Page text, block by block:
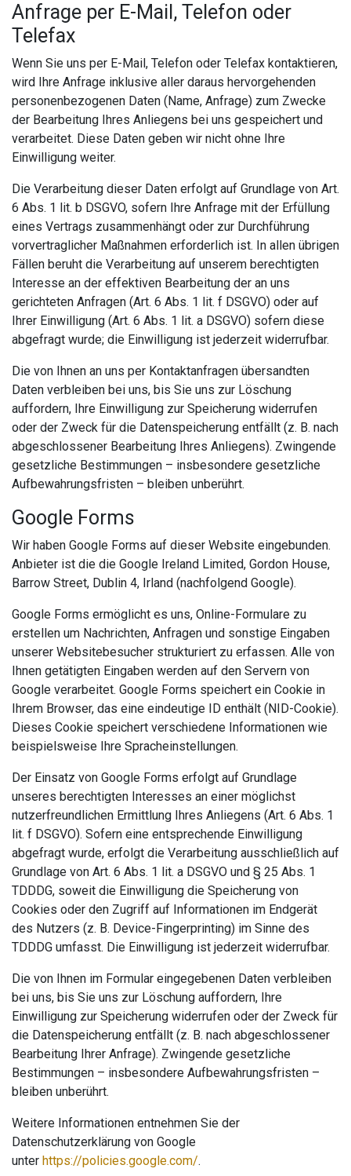
Anfrage per E-Mail, Telefon oder
Telefax
Wenn Sie uns per E-Mail, Telefon oder Telefax kontaktieren,
wird Ihre Anfrage inklusive aller daraus hervorgehenden
personenbezogenen Daten (Name, Anfrage) zum Zwecke
der Bearbeitung Ihres Anliegens bei uns gespeichert und
verarbeitet. Diese Daten geben wir nicht ohne Ihre
Einwilligung weiter.
Die Verarbeitung dieser Daten erfolgt auf Grundlage von Art.
6 Abs. 1 lit. b DSGVO, sofern Ihre Anfrage mit der Erfüllung
eines Vertrags zusammenhängt oder zur Durchführung
vorvertraglicher Maßnahmen erforderlich ist. In allen übrigen
Fällen beruht die Verarbeitung auf unserem berechtigten
Interesse an der effektiven Bearbeitung der an uns
gerichteten Anfragen (Art. 6 Abs. 1 lit. f DSGVO) oder auf
Ihrer Einwilligung (Art. 6 Abs. 1 lit. a DSGVO) sofern diese
abgefragt wurde; die Einwilligung ist jederzeit widerrufbar.
Die von Ihnen an uns per Kontaktanfragen übersandten
Daten verbleiben bei uns, bis Sie uns zur Löschung
auffordern, Ihre Einwilligung zur Speicherung widerrufen
oder der Zweck für die Datenspeicherung entfällt (z. B. nach
abgeschlossener Bearbeitung Ihres Anliegens). Zwingende
gesetzliche Bestimmungen – insbesondere gesetzliche
Aufbewahrungsfristen – bleiben unberührt.
Google Forms
Wir haben Google Forms auf dieser Website eingebunden.
Anbieter ist die die Google Ireland Limited, Gordon House,
Barrow Street, Dublin 4, Irland (nachfolgend Google).
Google Forms ermöglicht es uns, Online-Formulare zu
erstellen um Nachrichten, Anfragen und sonstige Eingaben
unserer Websitebesucher strukturiert zu erfassen. Alle von
Ihnen getätigten Eingaben werden auf den Servern von
Google verarbeitet. Google Forms speichert ein Cookie in
Ihrem Browser, das eine eindeutige ID enthält (NID-Cookie).
Dieses Cookie speichert verschiedene Informationen wie
beispielsweise Ihre Spracheinstellungen.
Der Einsatz von Google Forms erfolgt auf Grundlage
unseres berechtigten Interesses an einer möglichst
nutzerfreundlichen Ermittlung Ihres Anliegens (Art. 6 Abs. 1
lit. f DSGVO). Sofern eine entsprechende Einwilligung
abgefragt wurde, erfolgt die Verarbeitung ausschließlich auf
Grundlage von Art. 6 Abs. 1 lit. a DSGVO und § 25 Abs. 1
TDDDG, soweit die Einwilligung die Speicherung von
Cookies oder den Zugriff auf Informationen im Endgerät
des Nutzers (z. B. Device-Fingerprinting) im Sinne des
TDDDG umfasst. Die Einwilligung ist jederzeit widerrufbar.
Die von Ihnen im Formular eingegebenen Daten verbleiben
bei uns, bis Sie uns zur Löschung auffordern, Ihre
Einwilligung zur Speicherung widerrufen oder der Zweck für
die Datenspeicherung entfällt (z. B. nach abgeschlossener
Bearbeitung Ihrer Anfrage). Zwingende gesetzliche
Bestimmungen – insbesondere Aufbewahrungsfristen –
bleiben unberührt.
Weitere Informationen entnehmen Sie der
Datenschutzerklärung von Google
unter https://policies.google.com/.